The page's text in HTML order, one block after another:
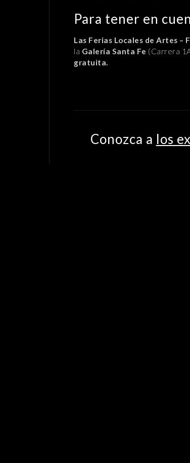
Para tener en
Las Ferias Locales de Artes –
la Galería Santa Fe (Carrera
gratuita.
Conozca a los